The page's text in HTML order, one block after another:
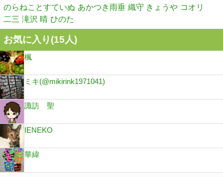
のらねことすていぬ あかつき雨垂 織守 きょうや コオリ
二三 滝沢 晴 ひのた
お気に入り(15人)
楓
ミキ(@mikirink1971041)
諏訪 聖
IENEKO
華緯